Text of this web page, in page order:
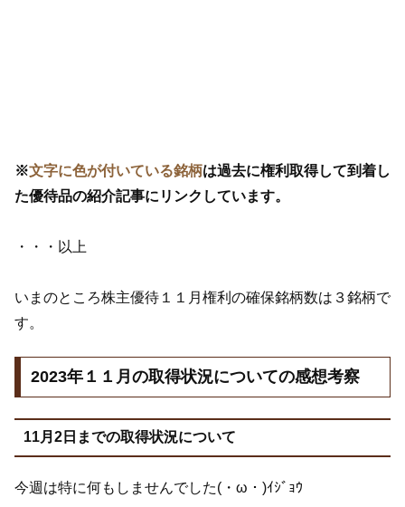
※文字に色が付いている銘柄は過去に権利取得して到着し
た優待品の紹介記事にリンクしています。
・・・以上
いまのところ株主優待１１月権利の確保銘柄数は３銘柄で
す。
2023年１１月の取得状況についての感想考察
11月2日までの取得状況について
今週は特に何もしませんでした(・ω・)ｲｼﾞｮｳ